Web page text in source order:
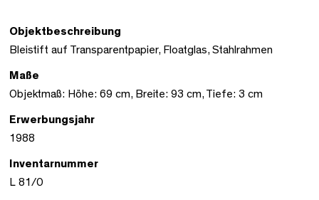
Objektbeschreibung
Bleistift auf Transparentpapier, Floatglas, Stahlrahmen
Maße
Objektmaß: Höhe: 69 cm, Breite: 93 cm, Tiefe: 3 cm
Erwerbungsjahr
1988
Inventarnummer
L 81/0